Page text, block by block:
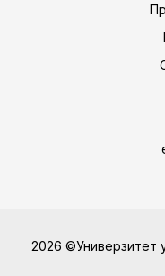
2026 ©Универзитет